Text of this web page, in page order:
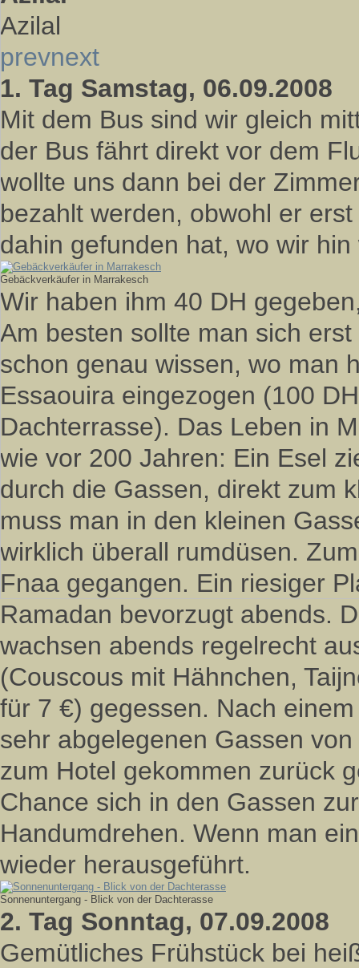
Azilal
prevnext
1. Tag Samstag, 06.09.2008
Mit dem Bus sind wir gleich
der Bus fährt direkt vor dem
wollte uns dann bei der
bezahlt werden, obwohl er
dahin gefunden hat, wo wir hin
Gebäckverkäufer in Marrakesch
Wir haben ihm 40 DH
Am besten sollte man sich
schon genau wissen, wo man
Essaouira eingezogen (100
Dachterrasse). Das Leben in
wie vor 200 Jahren: Ein Esel
durch die Gassen, direkt zum
muss man in den kleinen
wirklich überall rumdüsen.
Fnaa gegangen. Ein riesiger
Ramadan bevorzugt abends.
wachsen abends regelrecht
(Couscous mit Hähnchen,
für 7 €) gegessen. Nach
sehr abgelegenen Gassen
zum Hotel gekommen zurück
Chance sich in den Gassen
Handumdrehen. Wenn man
wieder herausgeführt.
Sonnenuntergang - Blick von der Dachterasse
2. Tag Sonntag, 07.09.2008
Gemütliches Frühstück bei